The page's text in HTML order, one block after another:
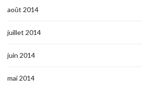
août 2014
juillet 2014
juin 2014
mai 2014